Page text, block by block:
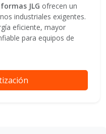
JLG ofrecen un
industriales exigentes.
eficiente, mayor
para equipos de